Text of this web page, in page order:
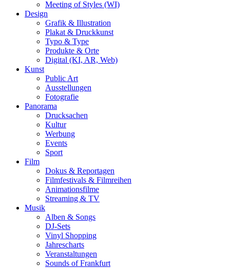
Meeting of Styles (WI)
Design
Grafik & Illustration
Plakat & Druckkunst
Typo & Type
Produkte & Orte
Digital (KI, AR, Web)
Kunst
Public Art
Ausstellungen
Fotografie
Panorama
Drucksachen
Kultur
Werbung
Events
Sport
Film
Dokus & Reportagen
Filmfestivals & Filmreihen
Animationsfilme
Streaming & TV
Musik
Alben & Songs
DJ-Sets
Vinyl Shopping
Jahrescharts
Veranstaltungen
Sounds of Frankfurt